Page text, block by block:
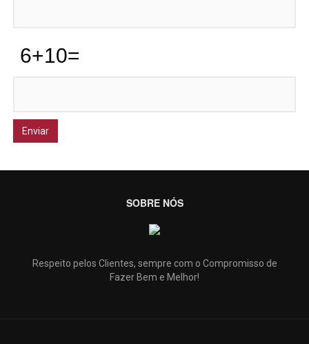
Enviar
SOBRE NÓS
Respeito pelos Clientes, sempre com o Compromisso de
Fazer Bem e Melhor!